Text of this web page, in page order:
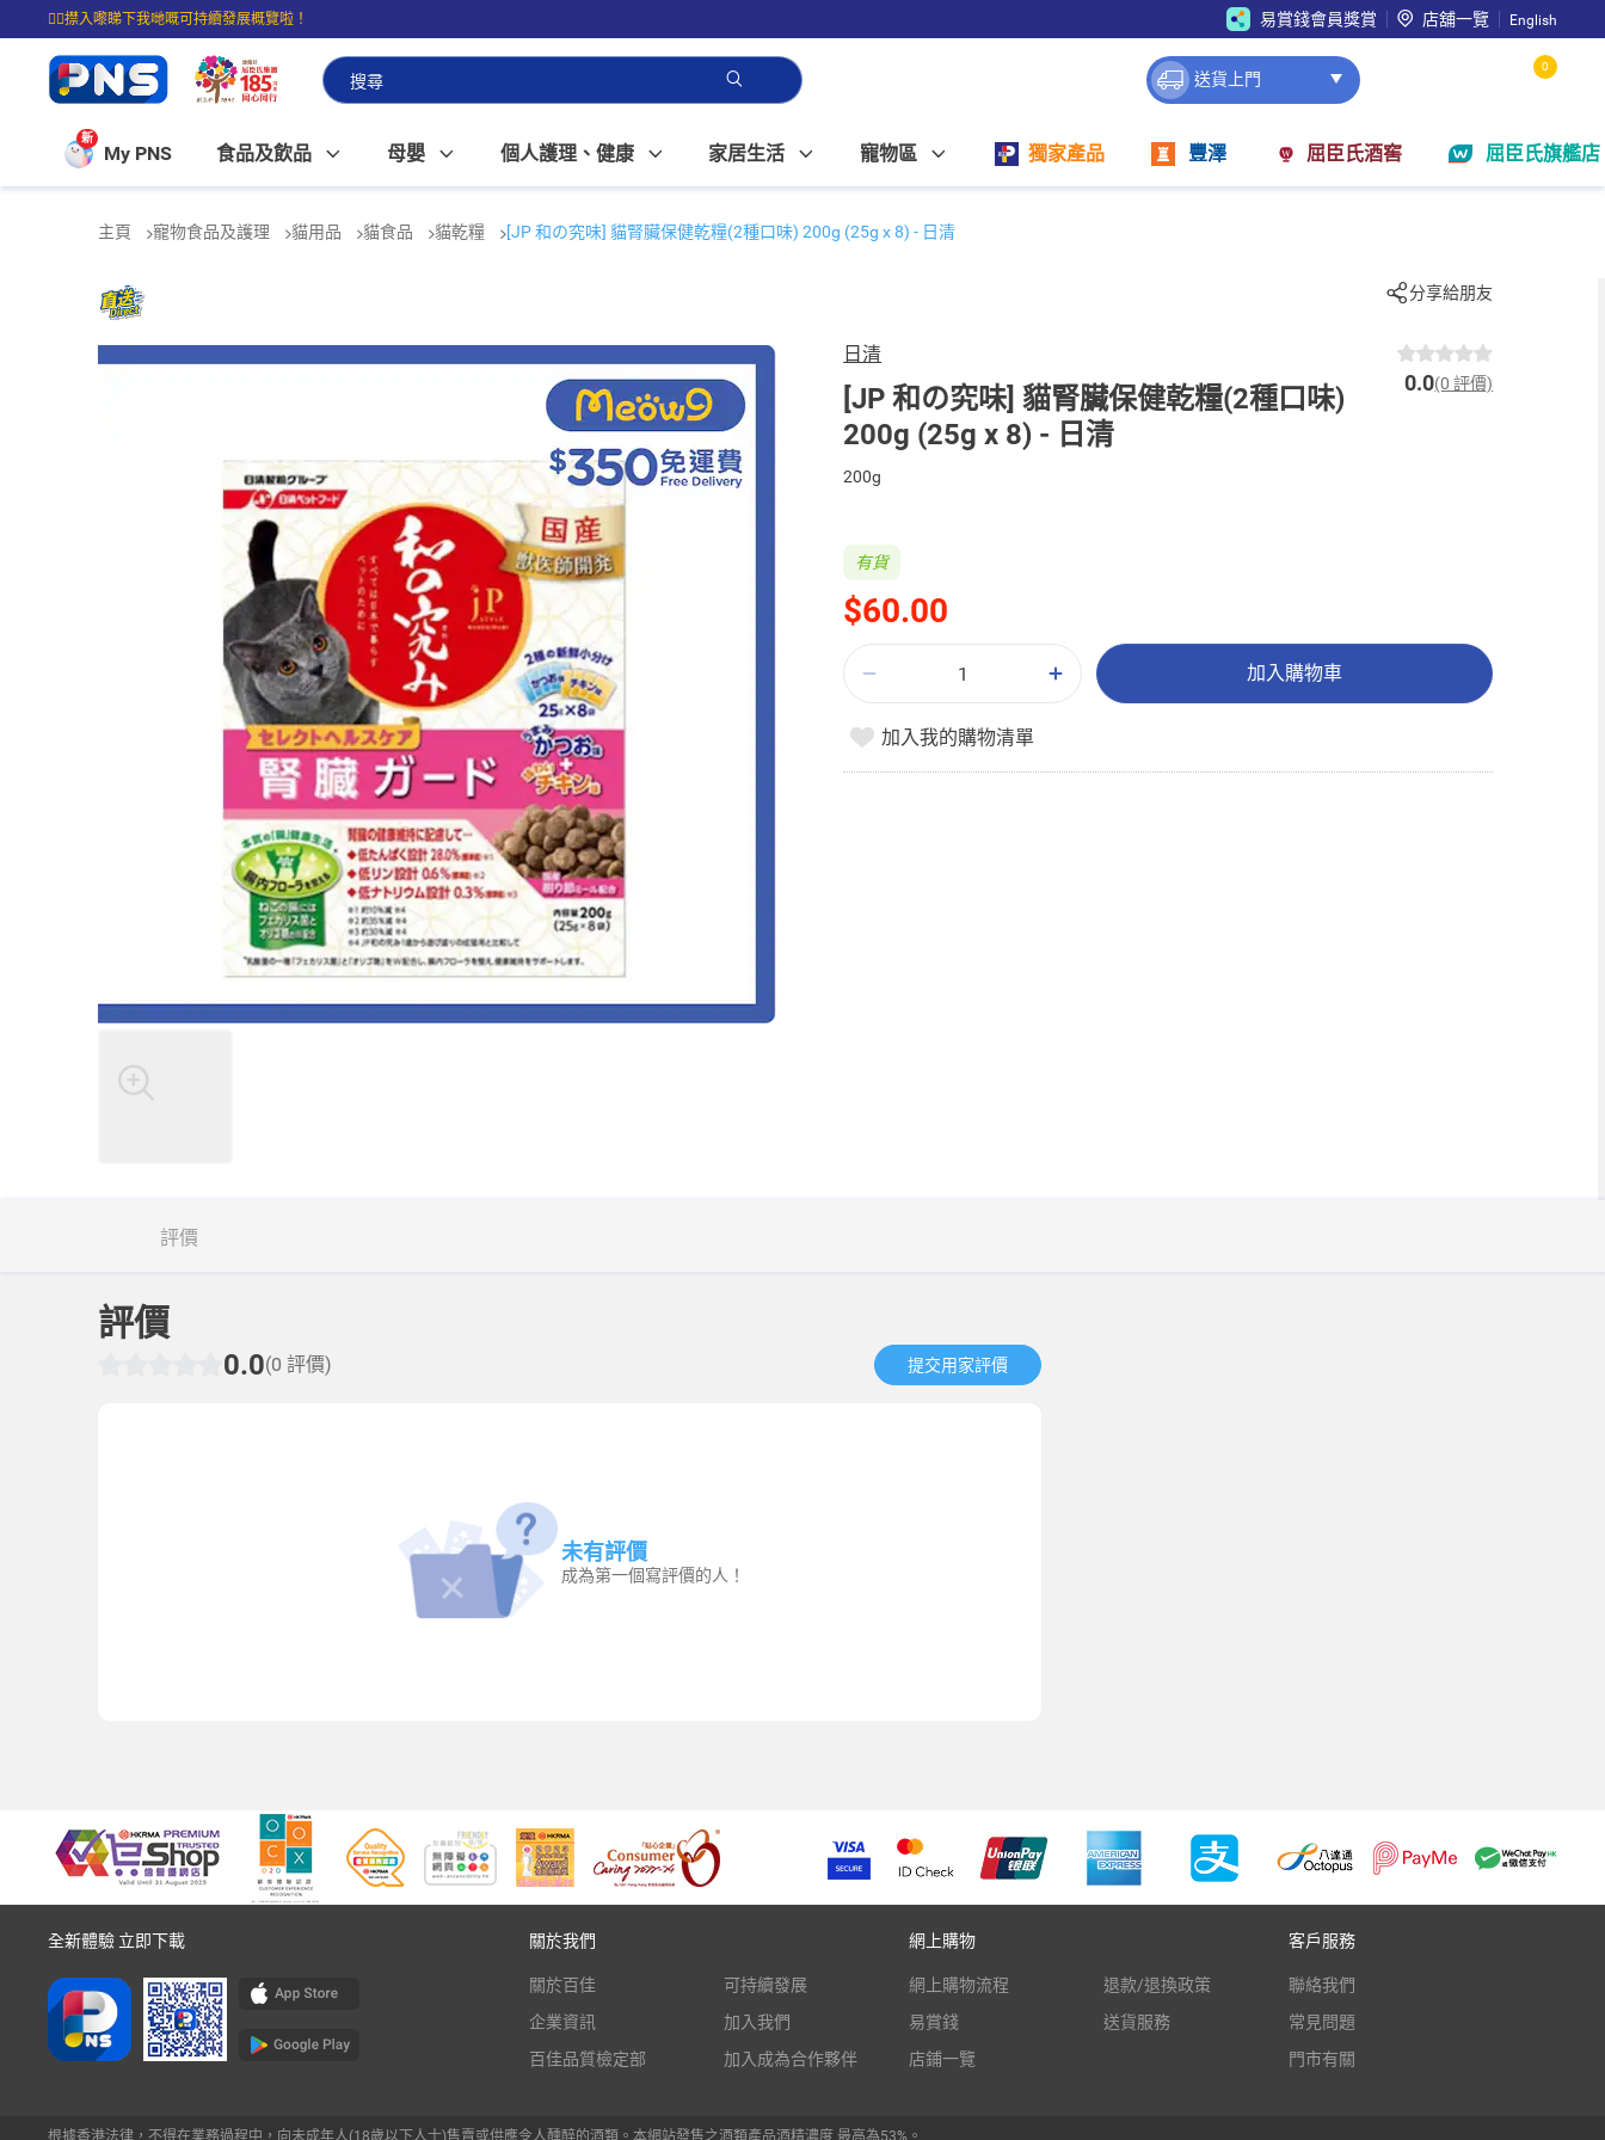
☝🏼㩒入嚟睇下我哋嘅可持續發展概覽啦！
⭐購物滿$399即享免費送貨；滿$100即可免費店取。
易賞錢會員獎賞 店舖一覽 English
送貨上門
0
新
My PNS 食品及飲品 母嬰 個人護理、健康 家居生活 寵物區 獨家產品 豐澤 屈臣氏酒窖 屈臣氏旗艦店
主頁 寵物食品及護理 貓用品 貓食品 貓乾糧 [JP 和の究味] 貓腎臟保健乾糧(2種口味) 200g (25g x 8) - 日清
分享給朋友
日清
[JP 和の究味] 貓腎臟保健乾糧(2種口味)
200g (25g x 8) - 日清
0.0(0 評價)
200g
$60.00
有貨
加入購物車
加入我的購物清單
評價
評價
0.0(0 評價) 提交用家評價​
未有評價
成為第一個寫評價的人！
全新體驗 立即下載 關於我們
關於百佳
企業資訊
百佳品質檢定部
可持續發展
加入我們
加入成為合作夥伴
網上購物
網上購物流程
易賞錢
店鋪一覽
退款/退換政策
送貨服務
客戶服務
聯絡我們
常見問題
門市有關
根據香港法律，不得在業務過程中，向未成年人(18歲以下人士)售賣或供應令人醺醉的酒類。本網站發售之酒類產品酒精濃度 最高為53%。